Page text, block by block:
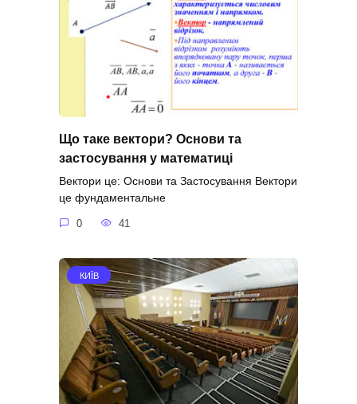
Що таке вектори? Основи та
застосування у математиці
Вектори це: Основи та Застосування Вектори
це фундаментальне
0 41
КИЇВ